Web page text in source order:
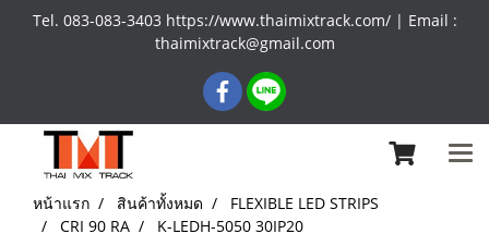
Tel. 083-083-3403 https://www.thaimixtrack.com/ | Email :
thaimixtrack@gmail.com
หน้าแรก สินค้าทั้งหมด
FLEXIBLE LED STRIPS
CRI 90 RA
K-LEDH-5050 30IP20